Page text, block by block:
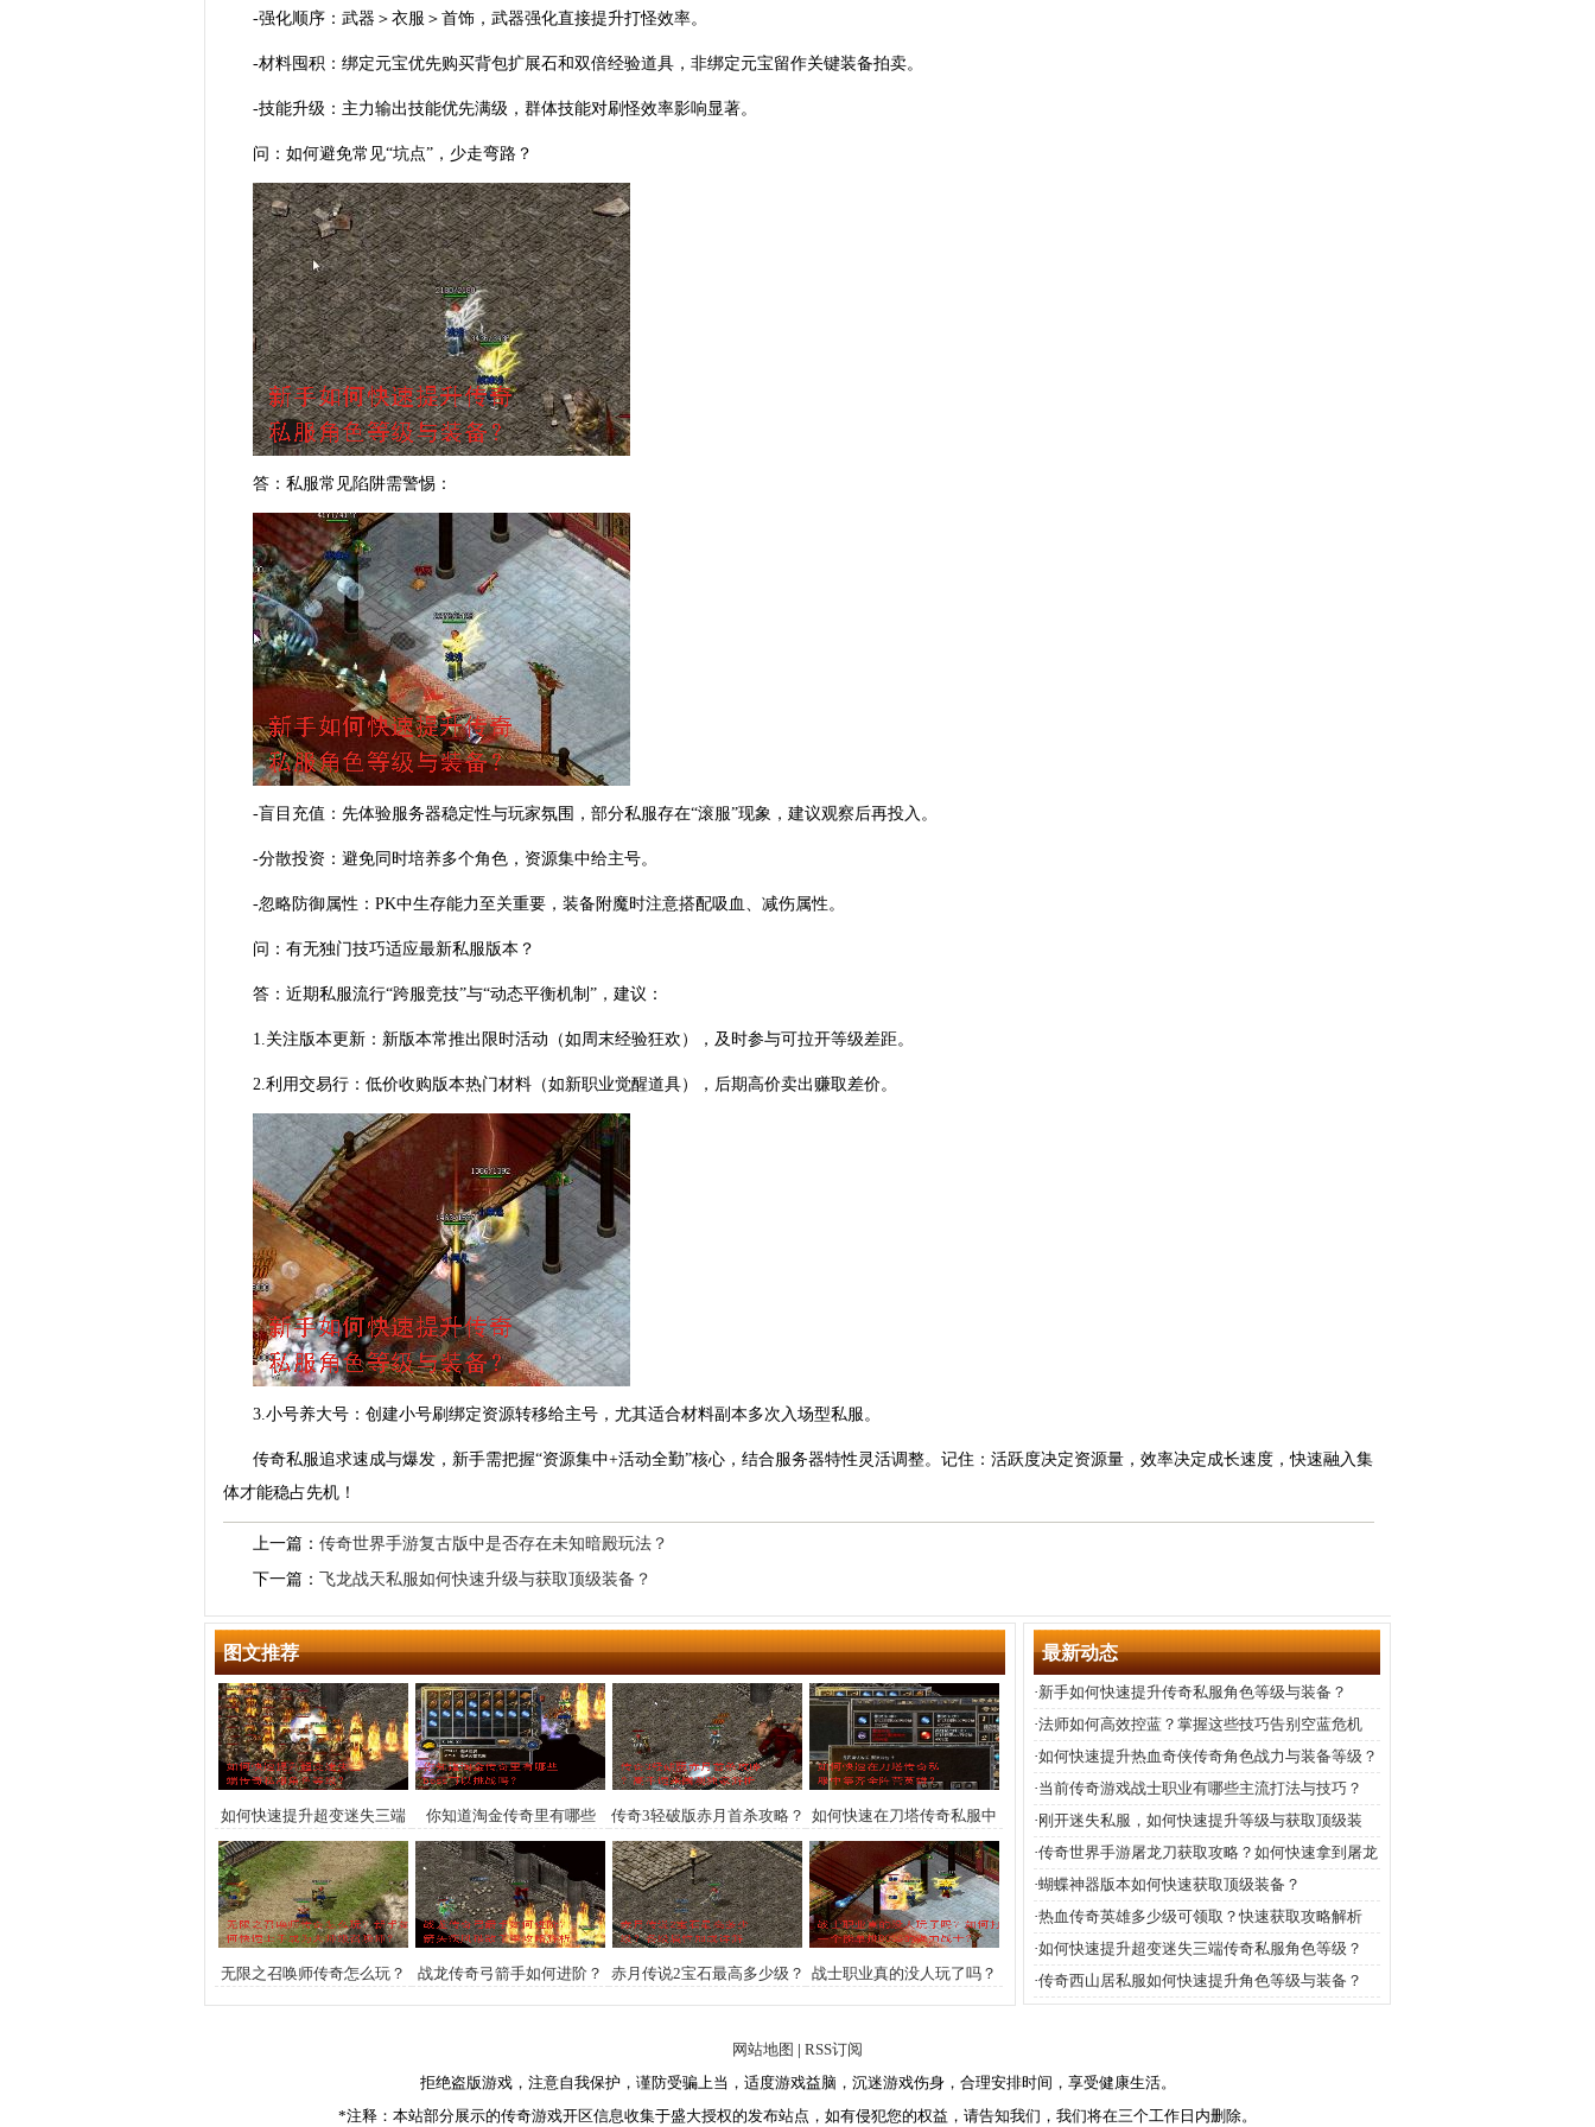
-强化顺序：武器＞衣服＞首饰，武器强化直接提升打怪效率。
-材料囤积：绑定元宝优先购买背包扩展石和双倍经验道具，非绑定元宝留作关键装备拍卖。
-技能升级：主力输出技能优先满级，群体技能对刷怪效率影响显著。
问：如何避免常见“坑点”，少走弯路？
答：私服常见陷阱需警惕：
-盲目充值：先体验服务器稳定性与玩家氛围，部分私服存在“滚服”现象，建议观察后再投入。
-分散投资：避免同时培养多个角色，资源集中给主号。
-忽略防御属性：PK中生存能力至关重要，装备附魔时注意搭配吸血、减伤属性。
问：有无独门技巧适应最新私服版本？
答：近期私服流行“跨服竞技”与“动态平衡机制”，建议：
1.关注版本更新：新版本常推出限时活动（如周末经验狂欢），及时参与可拉开等级差距。
2.利用交易行：低价收购版本热门材料（如新职业觉醒道具），后期高价卖出赚取差价。
3.小号养大号：创建小号刷绑定资源转移给主号，尤其适合材料副本多次入场型私服。
传奇私服追求速成与爆发，新手需把握“资源集中+活动全勤”核心，结合服务器特性灵活调整。记住：活跃度决定资源量，效率决定成长速度，快速融入集
体才能稳占先机！
上一篇： 传奇世界手游复古版中是否存在未知暗殿玩法？
下一篇：
飞龙战天私服如何快速升级与获取顶级装备？
最新动态
·新手如何快速提升传奇私服角色等级与装备？
·法师如何高效控蓝？掌握这些技巧告别空蓝危机
·如何快速提升热血奇侠传奇角色战力与装备等级？
·当前传奇游戏战士职业有哪些主流打法与技巧？
· 刚开迷失私服，如何快速提升等级与获取顶级装
备？
·传奇世界手游屠龙刀获取攻略？如何快速拿到屠龙
刀？
·蝴蝶神器版本如何快速获取顶级装备？
·热血传奇英雄多少级可领取？快速获取攻略解析
·如何快速提升超变迷失三端传奇私服角色等级？
·传奇西山居私服如何快速提升角色等级与装备？
图文推荐
如何快速提升超变迷失三端
传奇私服角色等级？
你知道淘金传奇里有哪些
boss可以挑战吗？
传奇3轻破版赤月首杀攻略？
高手速来围观独家解析
如何快速在刀塔传奇私服中
集齐全阵营英雄？
无限之召唤师传奇怎么玩？
新手如何快速上手成为大师
战龙传奇弓箭手如何进阶？
箭矢疾风破敌千里攻略解析
赤月传说2宝石最高多少级？
各级属性加成详解
战士职业真的没人玩了吗？
如何打造一个能单挑BOSS的
网站地图 | RSS订阅
拒绝盗版游戏，注意自我保护，谨防受骗上当，适度游戏益脑，沉迷游戏伤身，合理安排时间，享受健康生活。
*注释：本站部分展示的传奇游戏开区信息收集于盛大授权的发布站点，如有侵犯您的权益，请告知我们，我们将在三个工作日内删除。